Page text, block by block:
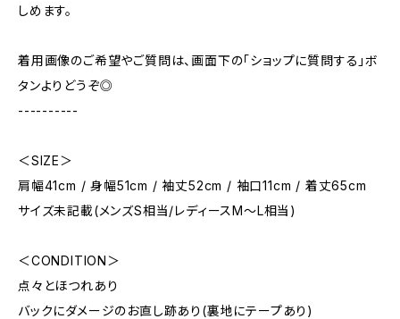
しめます。
着用画像のご希望やご質問は、画面下の「ショップに質問する」ボ
タンよりどうぞ◎
----------
＜SIZE＞
肩幅41cm / 身幅51cm / 袖丈52cm / 袖口11cm / 着丈65cm
サイズ未記載(メンズS相当/レディースM～L相当)
＜CONDITION＞
点々とほつれあり
バックにダメージのお直し跡あり(裏地にテープあり)